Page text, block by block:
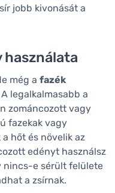
jobb kivonását a
használata
még a fazék
legalkalmasabb a
zománcozott vagy
fazekak vagy
hőt és növelik az
edényt használsz
nincs-e sérült felülete
a zsírnak.